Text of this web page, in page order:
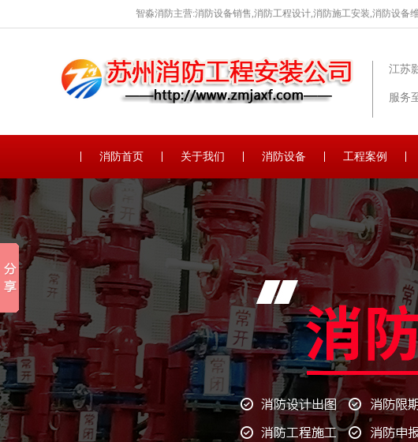
智淼消防主营:消防设备销售,消防工程设计,消防施工安装,消防设
江苏
服务
消防首页 关于我们 消防设备 工程案例